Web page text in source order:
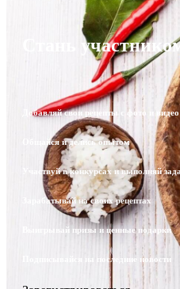
Стань
Добавляй свои рецепты с фото и видео
Общайся и делись опытом
Участвуй в конкурсах и выполняй
Зарабатывай на своих рецептах
Выигрывай призы и ценные подарки
Подписывайся на последние новости